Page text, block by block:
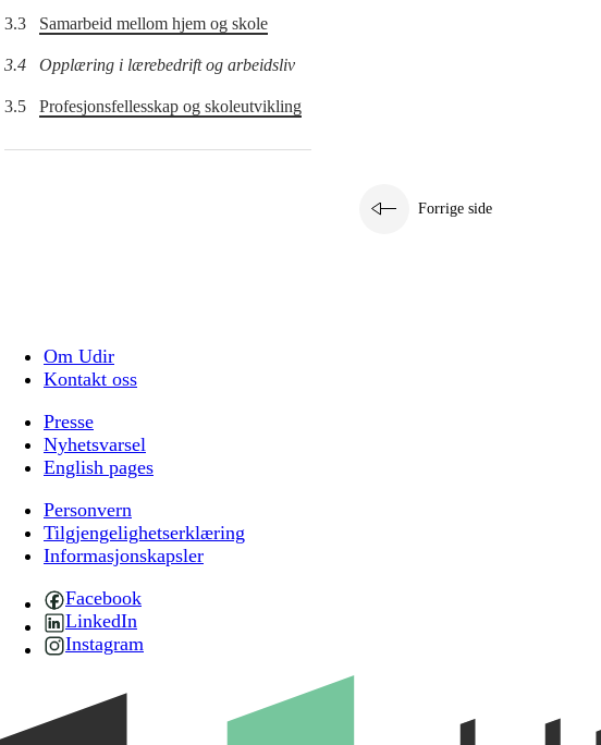
3.3 Samarbeid mellom hjem og skole
3.4 Opplæring i lærebedrift og arbeidsliv
3.5 Profesjonsfellesskap og skoleutvikling
Forrige side
Om Udir
Kontakt oss
Presse
Nyhetsvarsel
English pages
Personvern
Tilgjengelighetserklæring
Informasjonskapsler
Facebook
LinkedIn
Instagram